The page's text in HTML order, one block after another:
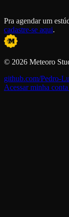
Pra agendar um
cadastre-se aqui.
© 2026 Meteoro
github.com/Pedro-
Acessar minha